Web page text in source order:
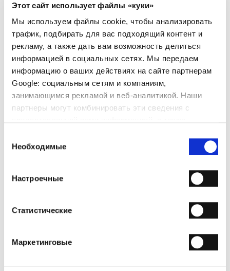
Этот сайт использует файлы «куки»
Мы используем файлы cookie, чтобы анализировать
трафик, подбирать для вас подходящий контент и
рекламу, а также дать вам возможность делиться
информацией в социальных сетях. Мы передаем
информацию о ваших действиях на сайте партнерам
Google: социальным сетям и компаниям,
занимающимся рекламой и веб-аналитикой. Наши
партнеры могут комбинировать эти сведения с
вами их сервисов.
согласия
Необходимые
Настроечные
Статистические
Маркетинговые
+
-
ДОБАВИТЬ В КОРЗИНУ
ДОБАВИТЬ В СПИСОК ЖЕЛАНИЙ
ВОЗВРАТЫ И ВОЗМЕЩЕНИЯ
РАССЫЛКА
скидку 15% на первый заказ.
Я прочитал Заявление о конфиденциальности и даю
целью получения бюллетеня, отправленного